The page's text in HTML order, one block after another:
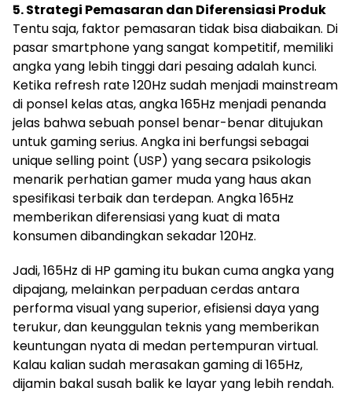
5. Strategi Pemasaran dan Diferensiasi Produk
Tentu saja, faktor pemasaran tidak bisa diabaikan. Di
pasar smartphone yang sangat kompetitif, memiliki
angka yang lebih tinggi dari pesaing adalah kunci.
Ketika refresh rate 120Hz sudah menjadi mainstream
di ponsel kelas atas, angka 165Hz menjadi penanda
jelas bahwa sebuah ponsel benar-benar ditujukan
untuk gaming serius. Angka ini berfungsi sebagai
unique selling point (USP) yang secara psikologis
menarik perhatian gamer muda yang haus akan
spesifikasi terbaik dan terdepan. Angka 165Hz
memberikan diferensiasi yang kuat di mata
konsumen dibandingkan sekadar 120Hz.
Jadi, 165Hz di HP gaming itu bukan cuma angka yang
dipajang, melainkan perpaduan cerdas antara
performa visual yang superior, efisiensi daya yang
terukur, dan keunggulan teknis yang memberikan
keuntungan nyata di medan pertempuran virtual.
Kalau kalian sudah merasakan gaming di 165Hz,
dijamin bakal susah balik ke layar yang lebih rendah.